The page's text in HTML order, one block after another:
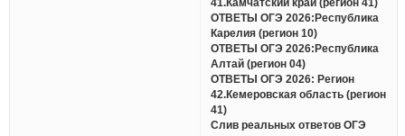
ОТВЕТЫ ОГЭ 2026:Республика
Карелия (регион 10)
ОТВЕТЫ ОГЭ 2026:Республика
Алтай (регион 04)
ОТВЕТЫ ОГЭ 2026: Регион
42.Кемеровская область (регион
41)
Слив реальных ответов ОГЭ